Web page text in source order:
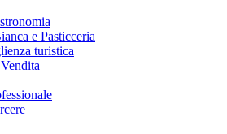
e Pasticceria
turistica